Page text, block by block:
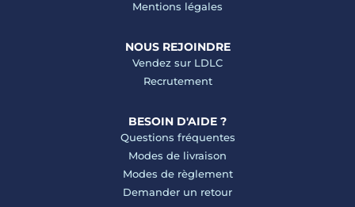
Mentions légales
NOUS REJOINDRE
Vendez sur LDLC
Recrutement
BESOIN D'AIDE ?
Questions fréquentes
Modes de livraison
Modes de règlement
Demander un retour